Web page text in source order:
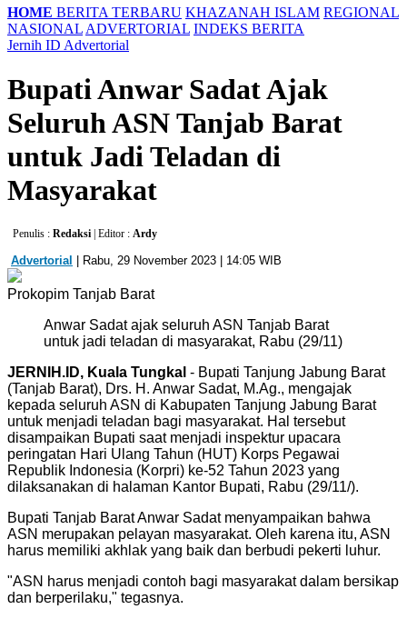
HOME BERITA TERBARU KHAZANAH ISLAM REGIONAL
NASIONAL ADVERTORIAL INDEKS BERITA
Jernih ID Advertorial
Bupati Anwar Sadat Ajak
Seluruh ASN Tanjab Barat
untuk Jadi Teladan di
Masyarakat
Penulis : Redaksi | Editor : Ardy
Advertorial | Rabu, 29 November 2023 | 14:05 WIB
Prokopim Tanjab Barat
Anwar Sadat ajak seluruh ASN Tanjab Barat
untuk jadi teladan di masyarakat, Rabu (29/11)
JERNIH.ID, Kuala Tungkal - Bupati Tanjung Jabung Barat
(Tanjab Barat), Drs. H. Anwar Sadat, M.Ag., mengajak
kepada seluruh ASN di Kabupaten Tanjung Jabung Barat
untuk menjadi teladan bagi masyarakat. Hal tersebut
disampaikan Bupati saat menjadi inspektur upacara
peringatan Hari Ulang Tahun (HUT) Korps Pegawai
Republik Indonesia (Korpri) ke-52 Tahun 2023 yang
dilaksanakan di halaman Kantor Bupati, Rabu (29/11/).
Bupati Tanjab Barat Anwar Sadat menyampaikan bahwa
ASN merupakan pelayan masyarakat. Oleh karena itu, ASN
harus memiliki akhlak yang baik dan berbudi pekerti luhur.
"ASN harus menjadi contoh bagi masyarakat dalam bersikap
dan berperilaku," tegasnya.